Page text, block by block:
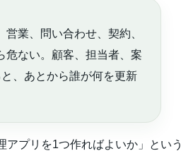
業、問い合わせ、契約、
危ない。顧客、担当者、案
、あとから誰が何を更新
プリを1つ作ればよいか」という